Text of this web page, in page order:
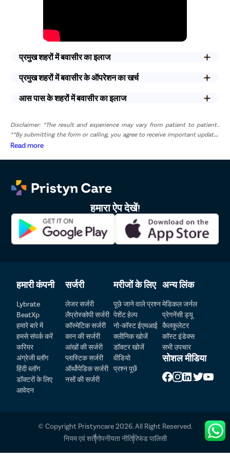
प्रमुख शहरों में बवासीर का इलाज
प्रमुख शहरों में बवासीर के ऑपरेशन का खर्च
आस पास के शहरों में बवासीर का इलाज
Disclaimer: *The result and experience may vary from patient to patient..
**By submitting the form or calling, you agree to receive important updates
and marketing communications.
Read more
हमारा ऐप देखें!
हमारी कंपनी
Lybrate
BeatXp
हमारे बारे में
हमसे संपर्क करें
करियर
अंग्रेजी ब्लॉग
हिंदी ब्लॉग
डॉक्टरों के लिए
आवेदन
सर्जरी
लेजर सर्जरी
लैप्रोस्कोपी सर्जरी
कॉस्मेटिक सर्जरी
कान की सर्जरी
आंखों की सर्जरी
प्लास्टिक सर्जरी
ऑर्थोपेडिक सर्जरी
नसों की सर्जरी
मरीजों के लिए
पूछे जाने वाले प्रश्न
पेशेंट हेल्प
नो-कॉस्ट ईएमआई
क्लीनिक खोजें
डॉक्टर खोजें
वीडियो
प्रश्न पूछें
अन्य लिंक
मेडिकल जर्नल
प्रेगनेंसी ड्यू
कैलकुलेटर
कॉस्ट इंडेक्स
सभी उपचार
सोशल मीडिया
© Copyright Pristyncare 2026. All Right Reserved.
नियम एवं शर्तेंगोपनीयता नीतिरिफंड पालिसी
Patient Detail
नाम लिखें
मोबाइल नंबर दर्ज करें
शहर चुनें
Book Free Appointment
OTP
₹
Total Payable